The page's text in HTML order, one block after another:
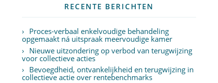
RECENTE BERICHTEN
Proces-verbaal enkelvoudige behandeling
opgemaakt ná uitspraak meervoudige kamer
Nieuwe uitzondering op verbod van terugwijzing
voor collectieve acties
Bevoegdheid, ontvankelijkheid en terugwijzing in
collectieve actie over rentebenchmarks